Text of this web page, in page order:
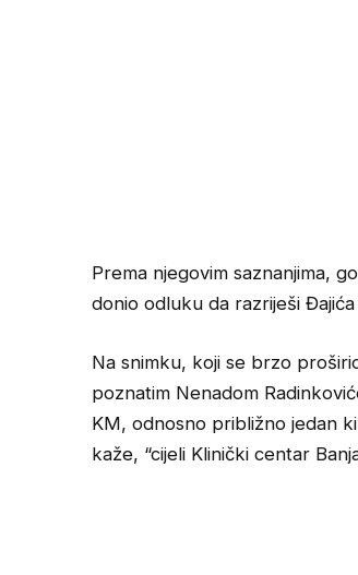
Prema njegovim saznanjima,
donio odluku da razriješi Đajića
Na snimku, koji se brzo
poznatim Nenadom
KM, odnosno približno jedan
kaže, “cijeli Klinički centar